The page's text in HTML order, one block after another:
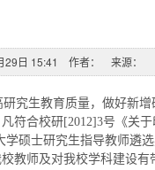
29日 15:41 作者： 来源：
究生教育质量，做好新
符合校研[2012]3号《关
硕士研究生指导教师遴
教师及对我校学科建设